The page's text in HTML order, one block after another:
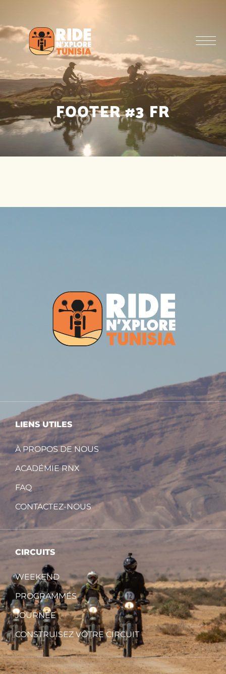
FOOTER #3 FR
LIENS UTILES
À PROPOS DE NOUS
ACADÉMIE RNX
FAQ
CONTACTEZ-NOUS
CIRCUITS
WEEKEND
PROGRAMMÉS
JOURNÉE
CONSTRUISEZ VÔTRE CIRCUIT